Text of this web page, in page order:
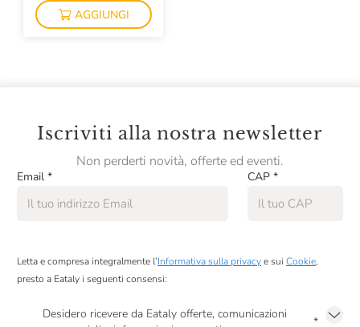
AGGIUNGI
Iscriviti alla nostra newsletter
Non perderti novità, offerte ed eventi.
Email * CAP *
Letta e compresa integralmente l’Informativa sulla privacye sui Cookie,
presto a Eataly i seguenti consensi:
Desidero ricevere da Eataly offerte, comunicazioni
*